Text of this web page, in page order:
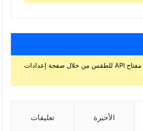
يجب عليك إضافة مفتاح API للطقس من خلال صفحة إعدادات
الأخيرة تعليقات